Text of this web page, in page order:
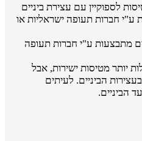
לספוקיין עם עצירת ביניים
ע"י חברות תעופה ישראליות או
מתבצעות ע"י חברות תעופה
יותר מטיסות ישירות, אבל
הביניים. לעיתים
הביניים.